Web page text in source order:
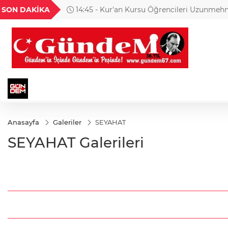
SON DAKİKA
14:45 - Kur'an Kursu Öğrencileri
1,1820
GEL
18,1981
TND
16,2306
28,0626
Anasayfa Galeriler SEYAHAT
SEYAHAT Galerileri